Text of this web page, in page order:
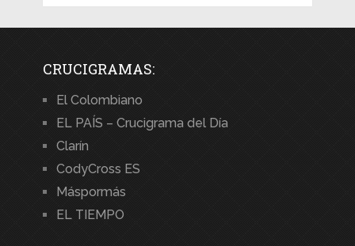
CRUCIGRAMAS:
El Colombiano
EL PAÍS – Crucigrama del Día
Clarín
CodyCross ES
Máspormás
EL TIEMPO